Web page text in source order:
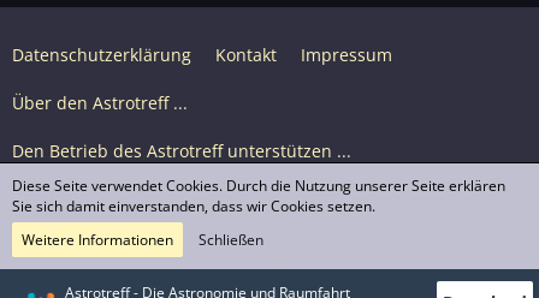
Datenschutzerklärung Kontakt Impressum
Über den Astrotreff ...
Den Betrieb des Astrotreff unterstützen ...
Nutzungsbedingungen
© Astrotreff 2001-2026, lizenziert unter CC BY-SA,
Astrotreff - Die Astronomie und Raumfahrt
Diese Seite verwendet Cookies. Durch die Nutzung unserer Seite erklären
Sie sich damit einverstanden, dass wir Cookies setzen.
Weitere Informationen
Schließen